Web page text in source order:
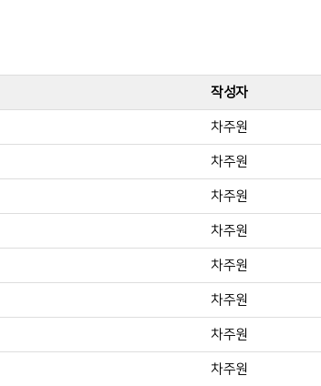
작성자
차주원
차주원
차주원
차주원
차주원
차주원
차주원
차주원